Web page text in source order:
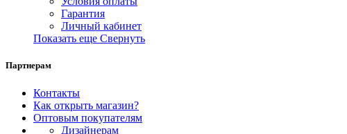
Гарантия
Личный кабинет
Показать еще Свернуть
Партнерам
Контакты
Как открыть магазин?
Оптовым покупателям
Дизайнерам